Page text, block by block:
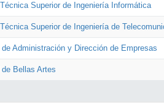
Superior de Ingeniería Informática
Superior de Ingeniería de
de Administración y Dirección de Empresas
de Bellas Artes